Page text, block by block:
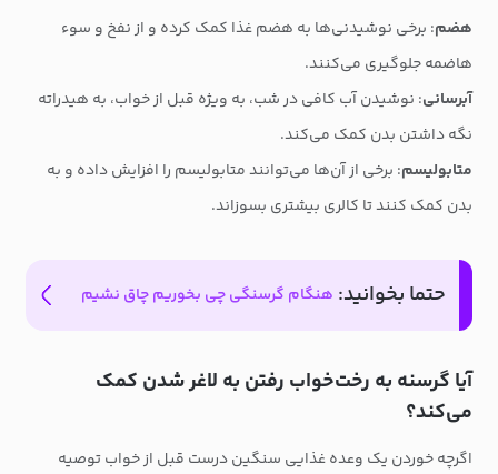
هضم: برخی نوشیدنی‌ها به هضم غذا کمک کرده و از نفخ و سوء
هاضمه جلوگیری می‌کنند.
آبرسانی: نوشیدن آب کافی در شب، به ویژه قبل از خواب، به هیدراته
نگه داشتن بدن کمک می‌کند.
متابولیسم: برخی از آن‌ها می‌توانند متابولیسم را افزایش داده و به
بدن کمک کنند تا کالری بیشتری بسوزاند.
حتما بخوانید: هنگام گرسنگی چی بخوریم چاق نشیم
آیا گرسنه به رخت‌خواب رفتن به لاغر شدن کمک
می‌کند؟
اگرچه خوردن یک وعده غذایی سنگین درست قبل از خواب توصیه